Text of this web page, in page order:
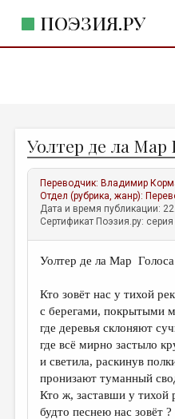
ПОЭЗИЯ.РУ
ЖАНРЫ
АВТОРЫ
КОММЕНТАРИИ
ЛИТСАЛОН
НОВОСТИ
ПРАВИЛА САЙТА
ОТДЕЛЫ И РУБРИКИ
ИЗБРАННОЕ
ДАЙДЖЕСТ
ПРОИЗВЕДЕНИЯ
Уолтер де ла Мар
Переводчик: Владимир
Отдел (рубрика, жанр):
Дата и время публикации:
Сертификат Поэзия.ру:
Уолтер де ла Мар Голоса
Кто зовёт нас у тихой
с берегами, покрытыми
где деревья склоняют
где всё мирно застыло
и светила, раскинув
пронизают туманный
Кто ж, заставши у тихой
будто песнею нас зовёт ?